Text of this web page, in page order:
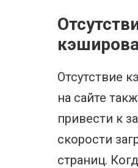
Отсутствие
на сайте
привести к
скорости
страниц.